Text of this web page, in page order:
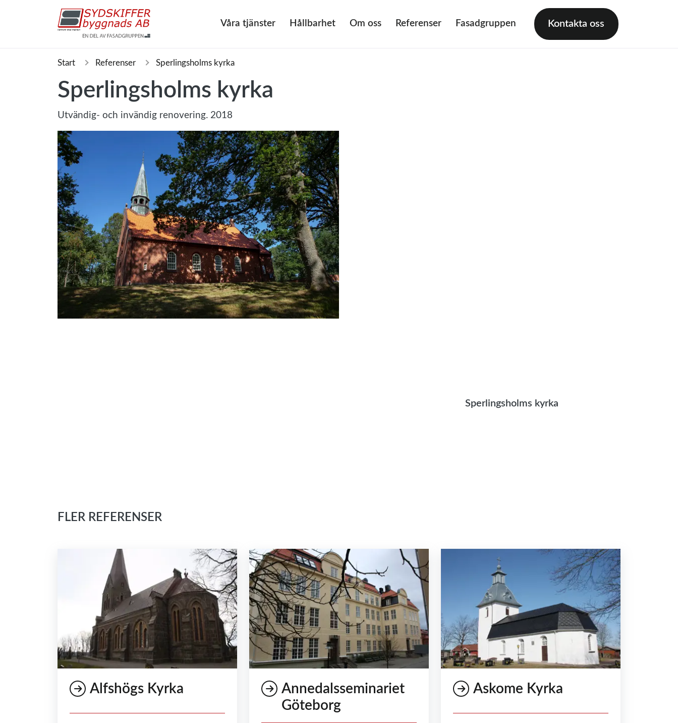
Våra tjänster Hållbarhet Om oss Referenser Fasadgruppen Kontakta oss
Start Referenser Sperlingsholms kyrka
Sperlingsholms kyrka
Utvändig- och invändig renovering. 2018
Sperlingsholms kyrka
FLER REFERENSER
Alfshögs Kyrka
Annedalsseminariet
Göteborg
Askome Kyrka